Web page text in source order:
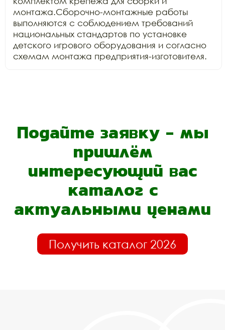
монтажа.Сборочно-монтажные работы
выполняются с соблюдением требований
национальных стандартов по установке
детского игрового оборудования и согласно
схемам монтажа предприятия-изготовителя.
Подайте заявку - мы
пришлём
интересующий вас
каталог с
актуальными ценами
Получить каталог 2026